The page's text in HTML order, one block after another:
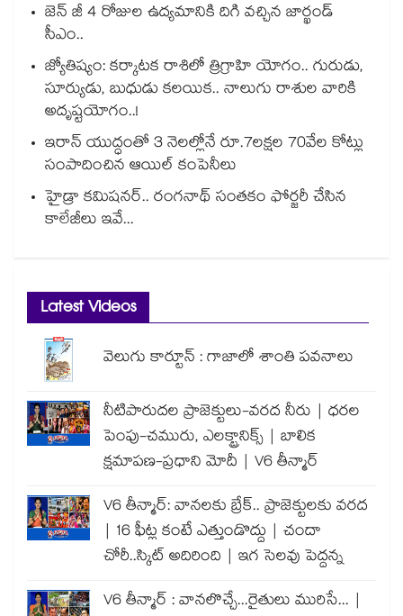
జెన్ జీ 4 రోజుల ఉద్యమానికి దిగి వచ్చిన జార్ఖండ్
సీఎం..
జ్యోతిష్యం: కర్కాటక రాశిలో త్రిగ్రాహి యోగం.. గురుడు,
సూర్యుడు, బుధుడు కలయిక.. నాలుగు రాశుల వారికి
అదృష్టయోగం..!
ఇరాన్ యుద్ధంతో 3 నెలల్లోనే రూ.7లక్షల 70వేల కోట్లు
సంపాదించిన ఆయిల్ కంపెనీలు
హైడ్రా కమిషనర్.. రంగనాథ్ సంతకం ఫోర్జరీ చేసిన
కాలేజీలు ఇవే...
Latest Videos
వెలుగు కార్టూన్ : గాజాలో శాంతి పవనాలు
నీటిపారుదల ప్రాజెక్టులు-వరద నీరు | ధరల
పెంపు-చమురు, ఎలక్ట్రానిక్స్ | బాలిక
క్షమాపణ-ప్రధాని మోదీ | V6 తీన్మార్
V6 తీన్మార్: వానలకు బ్రేక్.. ప్రాజెక్టులకు వరద
| 16 ఫీట్ల కంటే ఎత్తుండొద్దు | చందా
చోరీ..స్కిట్ అదిరింది | ఇగ సెలవు పెద్దన్న
V6 తీన్మార్ : వానలొచ్చే...రైతులు మురిసే... |